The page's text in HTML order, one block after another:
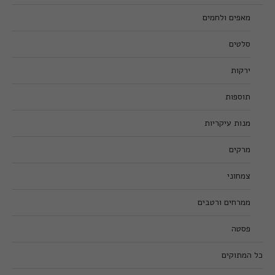
מאפים ולחמים
סלטים
ירקות
תוספות
מנות עיקריות
מרקים
צמחוני
ממרחים ורטבים
פסטה
כל המתוקים